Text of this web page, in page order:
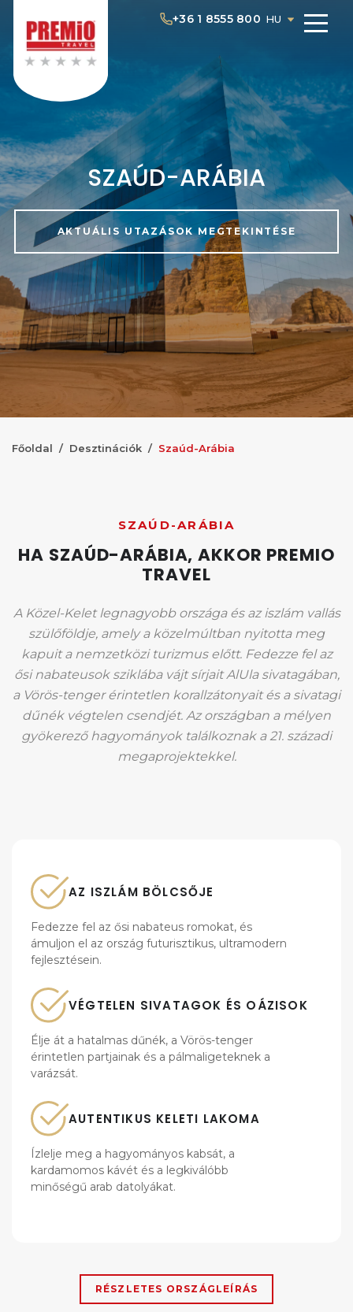
+36 1 8555 800 HU
SZAÚD-ARÁBIA
AKTUÁLIS UTAZÁSOK MEGTEKINTÉSE
Főoldal Desztinációk Szaúd-Arábia
SZAÚD-ARÁBIA
HA SZAÚD-ARÁBIA, AKKOR PREMIO
TRAVEL
A Közel-Kelet legnagyobb országa és az iszlám vallás
szülőföldje, amely a közelmúltban nyitotta meg
kapuit a nemzetközi turizmus előtt. Fedezze fel az
ősi nabateusok sziklába vájt sírjait AlUla sivatagában,
a Vörös-tenger érintetlen korallzátonyait és a sivatagi
dűnék végtelen csendjét. Az országban a mélyen
gyökerező hagyományok találkoznak a 21. századi
megaprojektekkel.
AZ ISZLÁM BÖLCSŐJE
Fedezze fel az ősi nabateus romokat, és
ámuljon el az ország futurisztikus, ultramodern
fejlesztésein.
VÉGTELEN SIVATAGOK ÉS OÁZISOK
Élje át a hatalmas dűnék, a Vörös-tenger
érintetlen partjainak és a pálmaligeteknek a
varázsát.
AUTENTIKUS KELETI LAKOMA
Ízlelje meg a hagyományos kabsát, a
kardamomos kávét és a legkiválóbb
minőségű arab datolyákat.
RÉSZLETES ORSZÁGLEÍRÁS